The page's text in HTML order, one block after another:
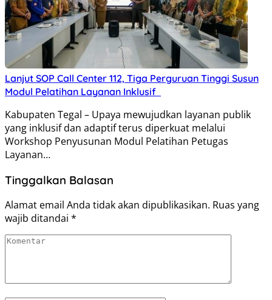
Lanjut SOP Call Center 112, Tiga Perguruan Tinggi Susun
Modul Pelatihan Layanan Inklusif
Kabupaten Tegal – Upaya mewujudkan layanan publik
yang inklusif dan adaptif terus diperkuat melalui
Workshop Penyusunan Modul Pelatihan Petugas
Layanan…
Tinggalkan Balasan
Alamat email Anda tidak akan dipublikasikan. Ruas yang
wajib ditandai *